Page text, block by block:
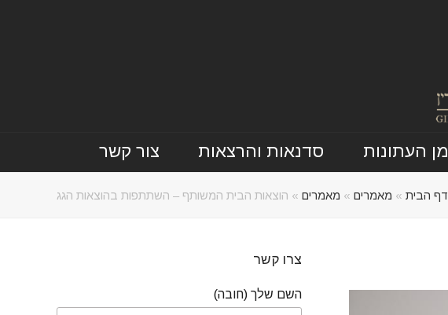
מן העתונות סדנאות והרצאות צור קשר
דף הבית » מאמרים » מאמרים » הוצאות הבית המשותף – השתתפות בהוצאות הגג
צרו קשר
השם שלך (חובה)